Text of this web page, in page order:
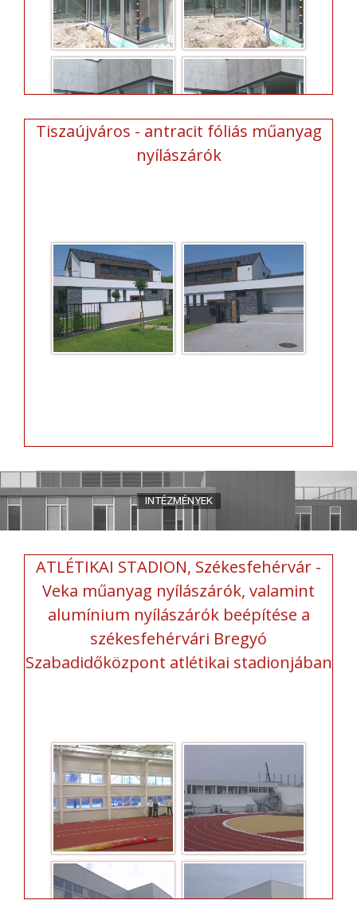
Tiszaújváros - antracit fóliás műanyag
nyílászárók
ATLÉTIKAI STADION, Székesfehérvár -
Veka műanyag nyílászárók, valamint
alumínium nyílászárók beépítése a
székesfehérvári Bregyó
Szabadidőközpont atlétikai stadionjában